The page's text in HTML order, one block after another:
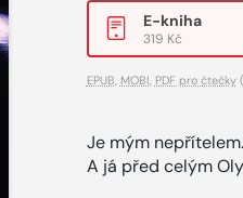
E-kniha
319 Kč
EPUB MOBI PDF pro čtečky
Je mým
A já před celým